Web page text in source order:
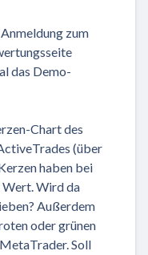
zum
das Demo-
Chart des
(über
haben bei
Wert. Wird da
Außerdem
oder grünen
Soll